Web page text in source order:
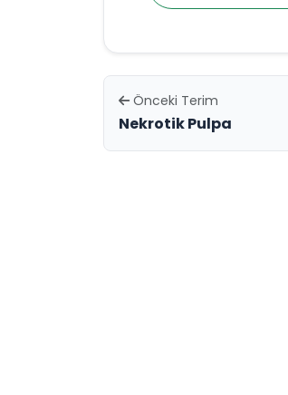
Önceki Terim
Nekrotik Pulpa